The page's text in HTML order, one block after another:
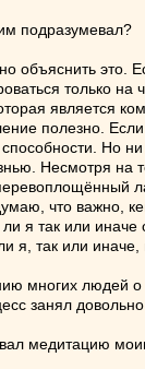
подразумевал?
объяснить это.
только
является
полезно.
Но
Несмотря на
что важно,
я так или иначе
я, так или
многих людей
занял
медитацию